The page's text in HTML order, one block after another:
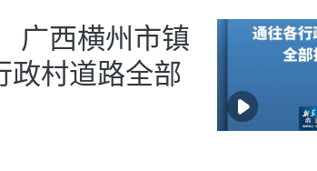
广西横州市镇
政村道路全部